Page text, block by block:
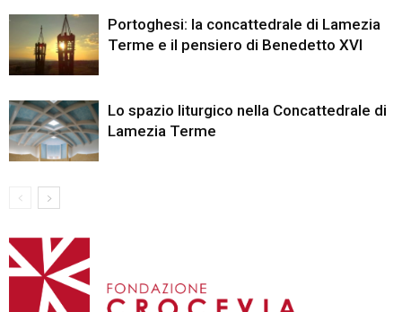
Portoghesi: la concattedrale di Lamezia
Terme e il pensiero di Benedetto XVI
Lo spazio liturgico nella Concattedrale di
Lamezia Terme